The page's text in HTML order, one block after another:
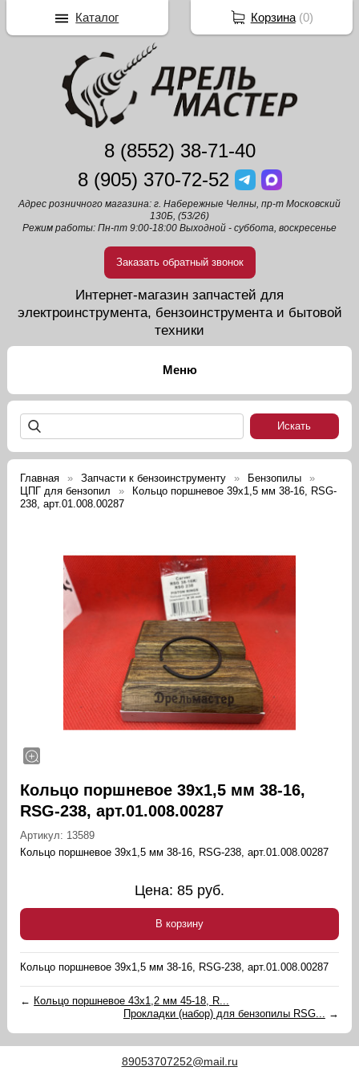
8 (8552) 38-71-40
8 (905) 370-72-52
Адрес розничного магазина: г. Набережные Челны, пр-т Московский
130Б, (53/26)
Режим работы: Пн-пт 9:00-18:00 Выходной - суббота, воскресенье
Заказать обратный звонок
Интернет-магазин запчастей для
электроинструмента, бензоинструмента и бытовой
техники
Главная Запчасти к бензоинструменту
Бензопилы
ЦПГ для бензопил
Кольцо поршневое 39х1,5 мм 38-16, RSG-
238, арт.01.008.00287
Кольцо поршневое 39х1,5 мм 38-16,
RSG-238, арт.01.008.00287
Артикул: 13589
Кольцо поршневое 39х1,5 мм 38-16, RSG-238, арт.01.008.00287
Цена: 85 руб.
В корзину
Кольцо поршневое 39х1,5 мм 38-16, RSG-238, арт.01.008.00287
← Кольцо поршневое 43х1,2 мм 45-18, R...
Прокладки (набор) для бензопилы RSG... →
89053707252@mail.ru
Корзина(0)
Каталог